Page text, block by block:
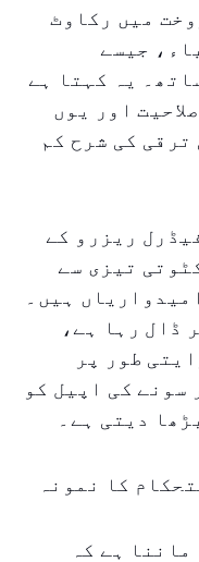
میں رکاوٹ
جیسے
یہ کہتا ہے
اور یوں
کی شرح کم
ریزرو کے
تیزی سے
ہیں۔
ڈال رہا ہے،
طور پر
سونے کی اپیل کو
دیتی ہے۔
کا نمونہ
ہے کہ